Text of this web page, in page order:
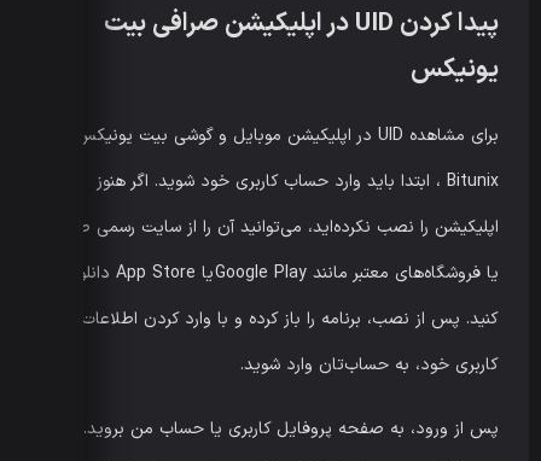
پیدا کردن UID در اپلیکیشن صرافی بیت
یونیکس
برای مشاهده UID در اپلیکیشن موبایل و گوشی بیت یونیکس
Bitunix ، ابتدا باید وارد حساب کاربری خود شوید. اگر هنوز
اپلیکیشن را نصب نکرده‌اید، می‌توانید آن را از سایت رسمی صرافی
یا فروشگاه‌های معتبر مانند Google Play یا App Store دانلود
کنید. پس از نصب، برنامه را باز کرده و با وارد کردن اطلاعات
کاربری خود، به حساب‌تان وارد شوید.
پس از ورود، به صفحه پروفایل کاربری یا حساب من بروید.